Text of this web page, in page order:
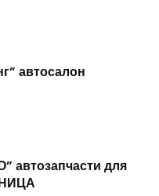
автосалон
автозапчасти для